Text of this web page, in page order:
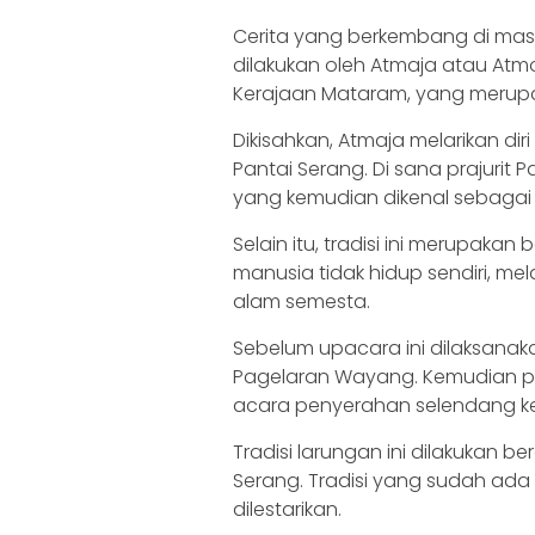
Cerita yang berkembang di
dilakukan oleh Atmaja atau
Kerajaan Mataram, yang
Dikisahkan, Atmaja melarikan
Pantai Serang. Di sana prajurit
yang kemudian dikenal sebagai
Selain itu, tradisi ini
manusia tidak hidup sendiri,
alam semesta.
Sebelum upacara ini
Pagelaran Wayang. Kemudian
acara penyerahan selendang
Tradisi larungan ini dilakukan
Serang. Tradisi yang sudah
dilestarikan.